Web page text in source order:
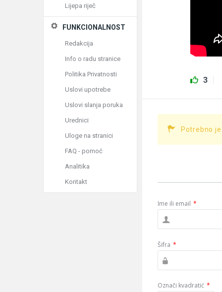
3
Potrebno
Ime ili email *
Šifra *
Označi kvadratić *
Lijepa riječ
FUNKCIONALNOST
Redakcija
Info o radu stranice
Politika Privatnosti
Uslovi upotrebe
Uslovi slanja poruka
Urednici
Uloge na stranici
FAQ - pomoć
Analitika
Kontakt